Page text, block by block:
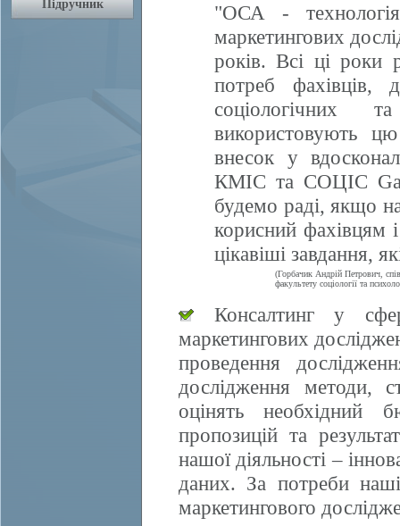
"ОСА -
маркетингових
років. Всі ці роки
потреб фахівців,
соціологічних
використовують
внесок у
КМІС та СОЦІС
будемо раді, якщо
корисний фахівцям
цікавіші завдання,
(Горбачик Андрій Петрович,
факультету соціології та
Консалтинг у
маркетингових
проведення
дослідження методи,
оцінять необхідний
пропозицій та
нашої діяльності –
даних. За потреби
маркетингового